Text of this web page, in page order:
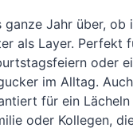
ganze Jahr über, ob
als Layer. Perfekt
oder
im Alltag.
für ein
oder Kollegen,